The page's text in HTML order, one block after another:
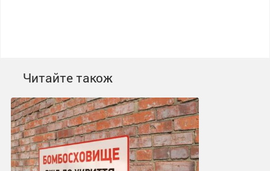
Читайте також